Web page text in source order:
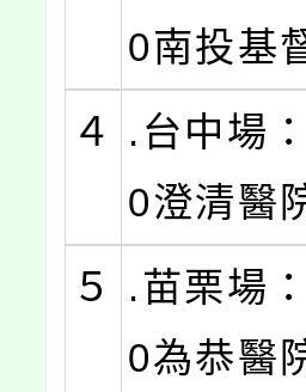
0南投基
４
.台中場
0澄清醫
５
.苗栗場
0為恭醫